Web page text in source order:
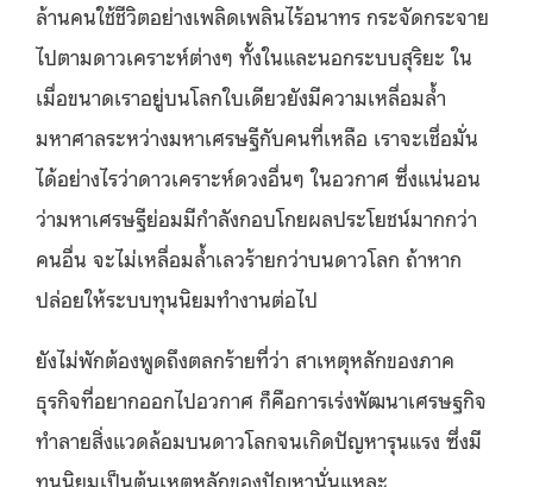
ล้านคนใช้ชีวิตอย่างเพลิดเพลินไร้อนาทร กระจัดกระจาย
ไปตามดาวเคราะห์ต่างๆ ทั้งในและนอกระบบสุริยะ ใน
เมื่อขนาดเราอยู่บนโลกใบเดียวยังมีความเหลื่อมล้ำ
มหาศาลระหว่างมหาเศรษฐีกับคนที่เหลือ เราจะเชื่อมั่น
ได้อย่างไรว่าดาวเคราะห์ดวงอื่นๆ ในอวกาศ ซึ่งแน่นอน
ว่ามหาเศรษฐีย่อมมีกำลังกอบโกยผลประโยชน์มากกว่า
คนอื่น จะไม่เหลื่อมล้ำเลวร้ายกว่าบนดาวโลก ถ้าหาก
ปล่อยให้ระบบทุนนิยมทำงานต่อไป
ยังไม่พักต้องพูดถึงตลกร้ายที่ว่า สาเหตุหลักของภาค
ธุรกิจที่อยากออกไปอวกาศ ก็คือการเร่งพัฒนาเศรษฐกิจ
ทำลายสิ่งแวดล้อมบนดาวโลกจนเกิดปัญหารุนแรง ซึ่งมี
ทุนนิยมเป็นต้นเหตุหลักของปัญหานั่นแหละ